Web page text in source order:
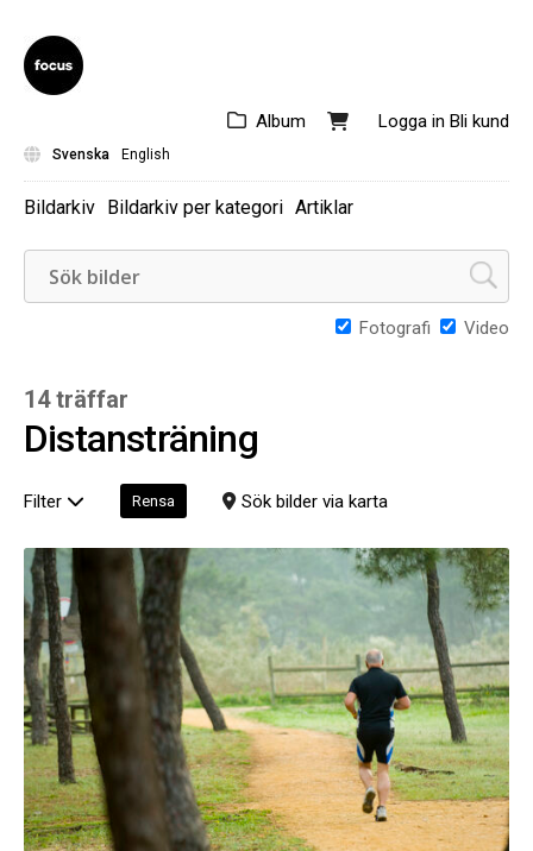
Logga in Bli kund
Album
Svenska English
Bildarkiv Bildarkiv per kategori Artiklar
Fotografi Video
14 träffar
Distansträning
Filter Rensa Sök bilder via karta